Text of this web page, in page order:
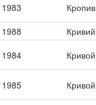
1983
1988
Кривий
1984
1985